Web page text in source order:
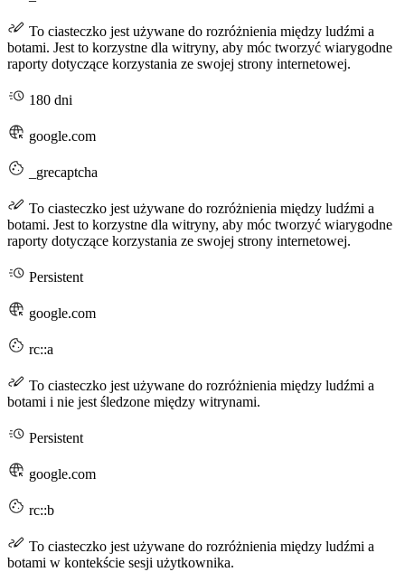
To ciasteczko jest używane do rozróżnienia między ludźmi a
botami. Jest to korzystne dla witryny, aby móc tworzyć wiarygodne
raporty dotyczące korzystania ze swojej strony internetowej.
180 dni
google.com
_grecaptcha
To ciasteczko jest używane do rozróżnienia między ludźmi a
botami. Jest to korzystne dla witryny, aby móc tworzyć wiarygodne
raporty dotyczące korzystania ze swojej strony internetowej.
Persistent
google.com
rc::a
To ciasteczko jest używane do rozróżnienia między ludźmi a
botami i nie jest śledzone między witrynami.
Persistent
google.com
rc::b
To ciasteczko jest używane do rozróżnienia między ludźmi a
botami w kontekście sesji użytkownika.